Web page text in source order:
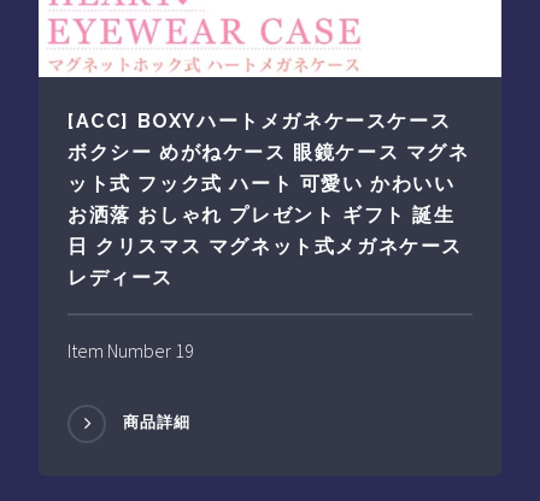
[ACC] BOXYハートメガネケースケース
ボクシー めがねケース 眼鏡ケース マグネ
ット式 フック式 ハート 可愛い かわいい
お洒落 おしゃれ プレゼント ギフト 誕生
日 クリスマス マグネット式メガネケース
レディース
Item Number 19
商品詳細